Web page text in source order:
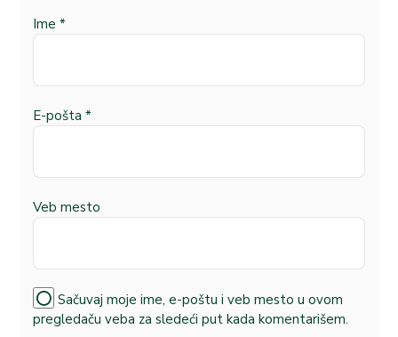
Ime *
E-pošta *
Veb mesto
Sačuvaj moje ime, e-poštu i veb mesto u ovom
pregledaču veba za sledeći put kada komentarišem.